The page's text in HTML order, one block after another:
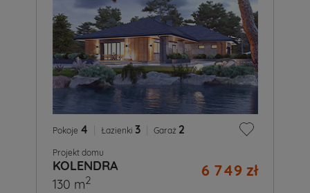
Pokoje 4 Łazienki 3 Garaż 2
Projekt domu
KOLENDRA 6 749 zł
130 m2